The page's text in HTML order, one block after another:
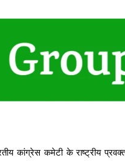
कांग्रेस कमेटी के राष्ट्रीय